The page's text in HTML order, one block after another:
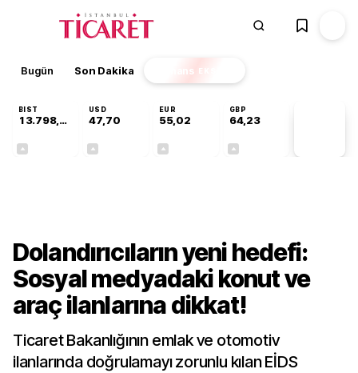
Bugün Son Dakika Finans EKSTRA
BIST
13.798,82
USD
47,70
EUR
55,02
GBP
64,23
Dolandırıcıların yeni hedefi:
Sosyal medyadaki konut ve
araç ilanlarına dikkat!
Ticaret Bakanlığının emlak ve otomotiv
ilanlarında doğrulamayı zorunlu kılan EİDS